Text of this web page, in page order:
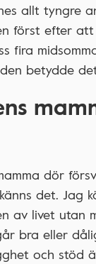
allt tyngre
först efter
fira
betydde
dör
det. Jag
av livet utan
bra eller
och stöd